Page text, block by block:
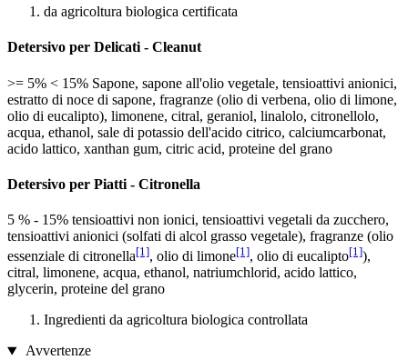
da agricoltura biologica certificata
Detersivo per Delicati - Cleanut
>= 5% < 15% Sapone, sapone all'olio vegetale, tensioattivi anionici,
estratto di noce di sapone, fragranze (olio di verbena, olio di limone,
olio di eucalipto), limonene, citral, geraniol, linalolo, citronellolo,
acqua, ethanol, sale di potassio dell'acido citrico, calciumcarbonat,
acido lattico, xanthan gum, citric acid, proteine ​​del grano
Detersivo per Piatti -​ Citronella
5 % - 15% tensioattivi non ionici, tensioattivi vegetali da zucchero,
tensioattivi anionici (solfati di alcol grasso vegetale), fragranze (olio
essenziale di citronella[1], olio di limone[1], olio di eucalipto[1]),
citral, limonene, acqua, ethanol, natriumchlorid, acido lattico,
glycerin, proteine ​​del grano
Ingredienti da agricoltura biologica controllata
Avvertenze